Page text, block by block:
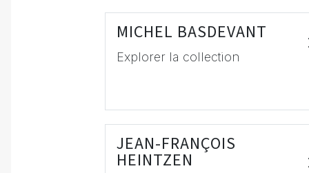
MICHEL BASDEVANT
Explorer la collection
JEAN-FRANÇOIS
HEINTZEN